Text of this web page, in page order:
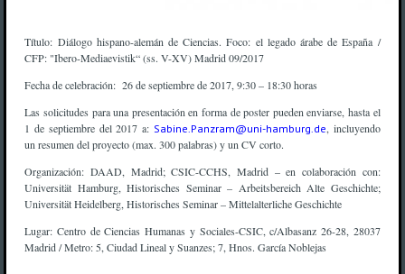
Título: Diálogo hispano-alemán de Ciencias. Foco: el legado árabe de España /
CFP: "Ibero-Mediaevistik“ (ss. V-XV) Madrid 09/2017
Fecha de celebración: 26 de septiembre de 2017, 9:30 – 18:30 horas
Las solicitudes para una presentación en forma de poster pueden enviarse, hasta el
1 de septiembre del 2017 a: Sabine.Panzram@uni-hamburg.de (link sends e-
, incluyendo
un resumen del proyecto (max. 300 palabras) y un CV corto.
Organización: DAAD, Madrid; CSIC-CCHS, Madrid – en colaboración con:
Universität Hamburg, Historisches Seminar – Arbeitsbereich Alte Geschichte;
Universität Heidelberg, Historisches Seminar – Mittelalterliche Geschichte
Lugar: Centro de Ciencias Humanas y Sociales-CSIC, c/Albasanz 26-28, 28037
Madrid / Metro: 5, Ciudad Lineal y Suanzes; 7, Hnos. García Noblejas